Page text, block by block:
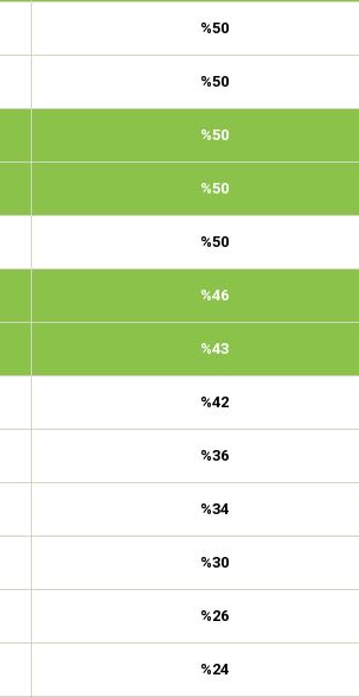
%50
%50
%50
%50
%50
%46
%43
%42
%36
%34
%30
%26
%24